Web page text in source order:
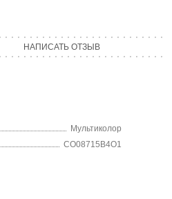
НАПИСАТЬ ОТЗЫВ
Мультиколор
CO08715B4O1